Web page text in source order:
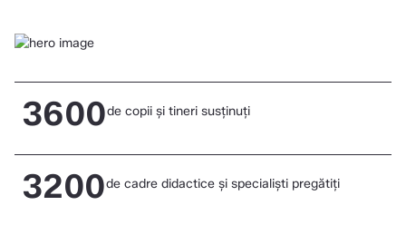
3600de copii și tineri susținuți
Află mai multe
3200de cadre didactice și specialiști pregătiți